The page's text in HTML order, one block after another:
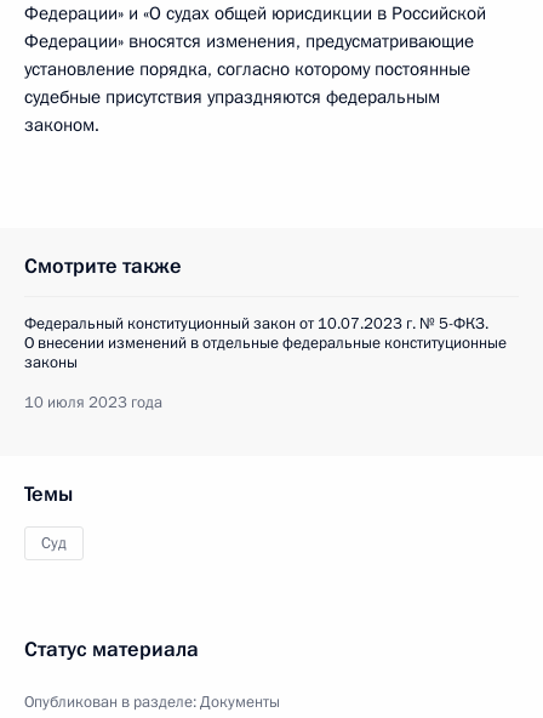
Федерации» и «О судах общей юрисдикции в Российской
Федерации» вносятся изменения, предусматривающие
установление порядка, согласно которому постоянные
судебные присутствия упраздняются федеральным
законом.
Смотрите также
Федеральный конституционный закон от 10.07.2023 г. № 5-ФКЗ.
О внесении изменений в отдельные федеральные конституционные
законы
10 июля 2023 года
Темы
Суд
Статус материала
Опубликован в разделе:Документы